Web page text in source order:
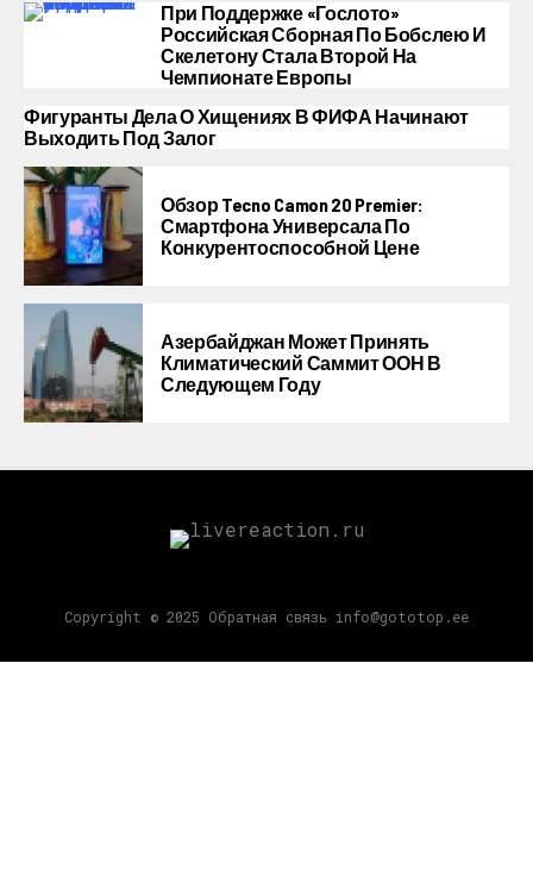
При Поддержке «Гослото»
Российская Сборная По Бобслею И
Скелетону Стала Второй На
Чемпионате Европы
Фигуранты Дела О Хищениях В ФИФА Начинают
Выходить Под Залог
Обзор Tecno Camon 20 Premier:
Смартфона Универсала По
Конкурентоспособной Цене
Азербайджан Может Принять
Климатический Саммит ООН В
Следующем Году
Copyright © 2025 Обратная связь info@gototop.ee